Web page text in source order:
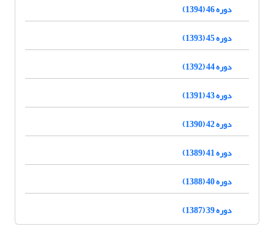
دوره 46 (1394)
دوره 45 (1393)
دوره 44 (1392)
دوره 43 (1391)
دوره 42 (1390)
دوره 41 (1389)
دوره 40 (1388)
دوره 39 (1387)